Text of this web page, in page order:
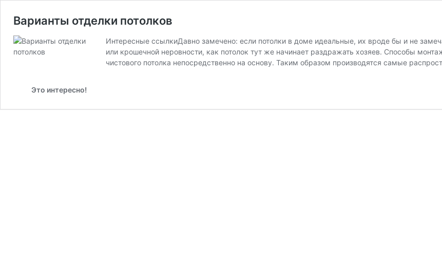
Варианты отделки потолков
Интересные ссылкиДавно замечено: если потолки в доме идеальные, их вроде бы и не
или крошечной неровности, как потолок тут же начинает раздражать хозяев. Способы
чистового потолка непосредственно на основу. Таким образом производятся самые
Это интересно!